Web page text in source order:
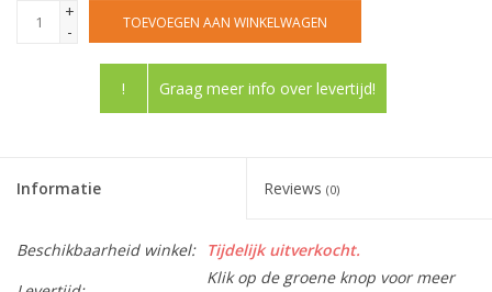
+
-
TOEVOEGEN AAN WINKELWAGEN
! Graag meer info over levertijd!
Informatie Reviews (0)
Beschikbaarheid winkel:
Tijdelijk uitverkocht.
Klik op de groene knop voor meer